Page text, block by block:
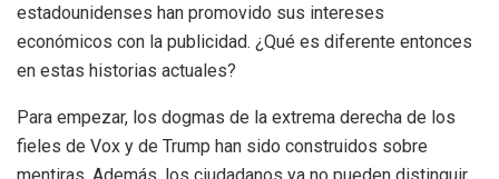
estadounidenses han promovido sus intereses
económicos con la publicidad. ¿Qué es diferente entonces
en estas historias actuales?
Para empezar, los dogmas de la extrema derecha de los
fieles de Vox y de Trump han sido construidos sobre